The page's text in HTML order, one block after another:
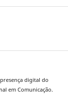
presença digital do
em Comunicação.